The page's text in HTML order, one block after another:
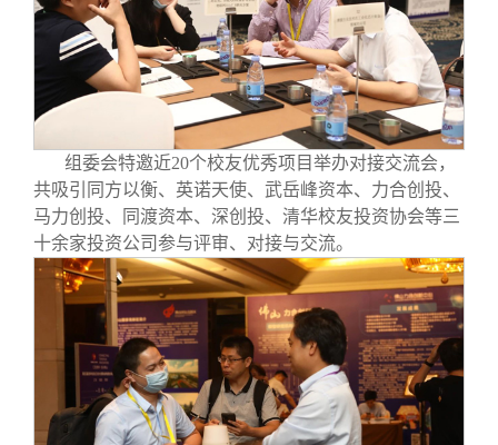
组委会特邀近20个校友优秀项目举办对接交流会，
共吸引同方以衡、英诺天使、武岳峰资本、力合创投、
马力创投、同渡资本、深创投、清华校友投资协会等三
十余家投资公司参与评审、对接与交流。